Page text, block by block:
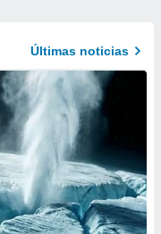
Últimas noticias